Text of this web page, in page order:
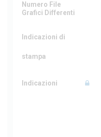
Numero File
Grafici Differenti
Indicazioni di
stampa
Indicazioni